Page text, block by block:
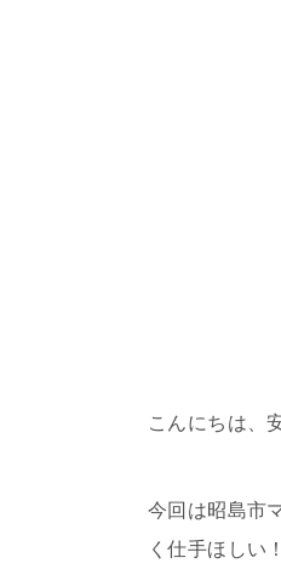
こんにちは、
今回は昭島市
く仕手ほしい